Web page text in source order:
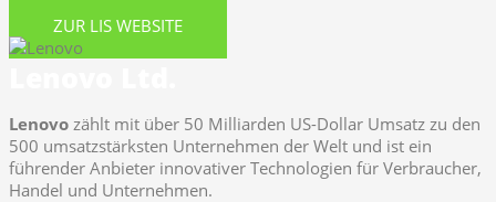
ZUR LIS WEBSITE
Lenovo zählt mit über 50 Milliarden US-Dollar Umsatz zu den
500 umsatzstärksten Unternehmen der Welt und ist ein
führender Anbieter innovativer Technologien für Verbraucher,
Handel und Unternehmen.